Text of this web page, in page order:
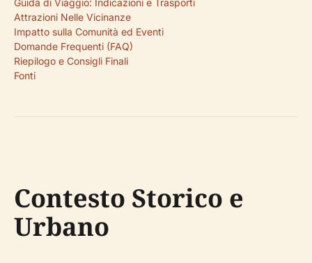
Guida di Viaggio: Indicazioni e Trasporti
Attrazioni Nelle Vicinanze
Impatto sulla Comunità ed Eventi
Domande Frequenti (FAQ)
Riepilogo e Consigli Finali
Fonti
Contesto Storico e
Urbano